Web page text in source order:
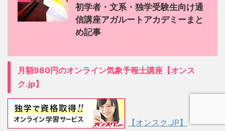
初学者・文系・独学受験生向け通
信講座アガルートアカデミーまと
め記事
月額980円のオンライン気象予報士講座【オンス
ク.jp】
【オンスク.JP】